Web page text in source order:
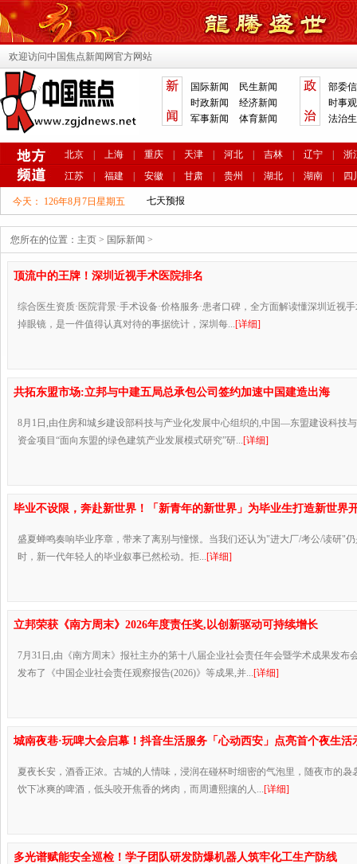
欢迎访问中国焦点新闻网官方网站
国际新闻
民生新闻
时政新闻
经济新闻
军事新闻
体育新闻
部委
时事
法治
北京 上海 重庆 天津 河北 吉林 辽宁
浙
江苏
福建 安徽 甘肃 贵州 湖北 湖南 四
今天： 126年8月7日星期五
您所在的位置： 主页 > 国际新闻 >
顶流中的王牌！深圳近视手术医院排名
综合医生资质·医院背景·手术设备·价格服务·患者口碑，全方面解读懂深圳近视
掉眼镜，是一件值得认真对待的事据统计，深圳每...[详细]
共拓东盟市场:立邦与中建五局总承包公司签约加速中国建造出海
8月1日,由住房和城乡建设部科技与产业化发展中心组织的,中国—东盟建设科技
资金项目“面向东盟的绿色建筑产业发展模式研究”研...[详细]
毕业不设限，奔赴新世界！「新青年的新世界」为毕业生打造新世界
盛夏蝉鸣奏响毕业序章，带来了离别与憧憬。当我们还认为"进大厂/考公/读研"
时，新一代年轻人的毕业叙事已然松动。拒...[详细]
立邦荣获《南方周末》2026年度责任奖,以创新驱动可持续增长
7月31日,由《南方周末》报社主办的第十八届企业社会责任年会暨学术成果发布
发布了《中国企业社会责任观察报告(2026)》等成果,并...[详细]
城南夜巷·玩啤大会启幕！抖音生活服务「心动西安」点亮首个夜生活
夏夜长安，酒香正浓。古城的人情味，浸润在碰杯时细密的气泡里，随夜市的袅
饮下冰爽的啤酒，低头咬开焦香的烤肉，而周遭熙攘的人...[详细]
多光谱赋能安全巡检！学子团队研发防爆机器人筑牢化工生产防线